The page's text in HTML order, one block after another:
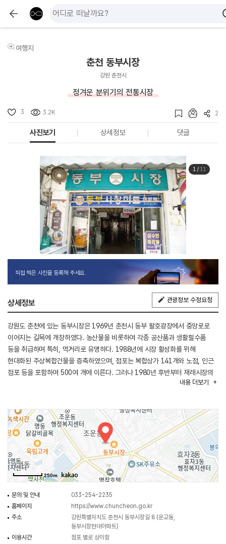
여행지
춘천 동부시장
강원 춘천시
정겨운 분위기의 전통시장
3 3.2K 2
사진보기 상세정보 댓글
1/ 11
직접 찍은 사진을 등록해 주세요.
상세정보 관광정보 수정요청
강원도 춘천에 있는 동부시장은 1969년 춘천시 동부 팔호광장에서 중앙로로
이어지는 길목에 개장하였다. 농산물을 비롯하여 각종 공산품과 생활필수품
등을 취급하며 특히, 먹거리로 유명하다. 1988년에 시장 활성화를 위해
현대화된 주상복합건물을 증축하였으며, 점포는 복합상가 141개와 노점, 인근
점포 등을 포함하여 500여 개에 이른다. 그러나 1980년 후반부터 재래시장의
침체로 현재는 전체 상가의 70~80% 정도만 운영 중이다. 하지만, 오랜 세월
즐비하여 세월의 흔적을 찾는 발걸음도 꾸준하다. 막걸리를 부르는 온갖 종류의
전 종류와 가래떡, 시루떡, 송편 같은 옛날 떡에, 고소한 기름에 갓 튀겨져 나온
튀김들을 그냥 지나치기엔 30년의 세월은 너무 강렬하다. 최근
시장사업조합에서 시장의 활성화를 위해 쇼핑환경을 개선하고자 하는 움직임이
있다고 한다.
내용 더보기
250m
문의 및 안내
033-254-2235
홈페이지
https://www.chuncheon.go.kr
주소
강원특별자치도 춘천시 동부시장길 8 (운교동,
동부시장현대아파트)
이용시간
점포 별로 상이함